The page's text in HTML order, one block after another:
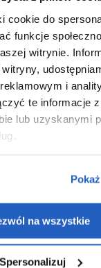
cookie do
funkcje
witrynie.
i
te informacje
lub uzyskanymi
na wszystkie
Spersonalizuj